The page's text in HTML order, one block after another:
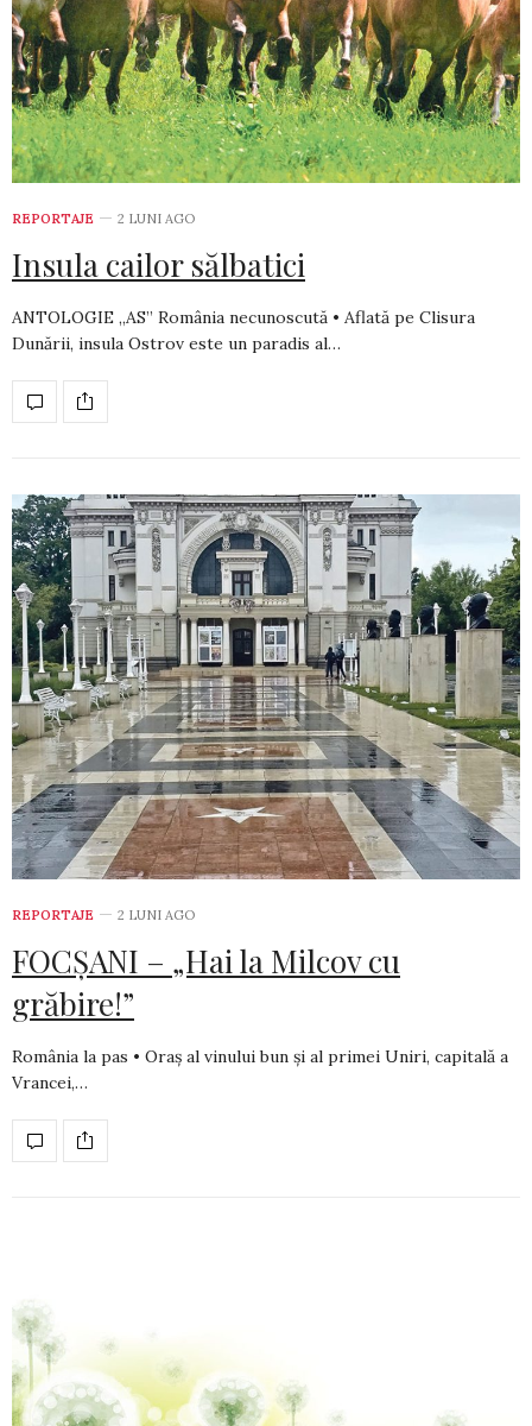
REPORTAJE 2 LUNI AGO
Insula cailor sălbatici
ANTOLOGIE „AS” România necunoscută • Aflată pe Clisura
Dunării, insula Ostrov este un paradis al…
REPORTAJE 2 LUNI AGO
FOCȘANI – „Hai la Milcov cu
grăbire!”
România la pas • Oraș al vinului bun și al primei Uniri, capitală a
Vrancei,…